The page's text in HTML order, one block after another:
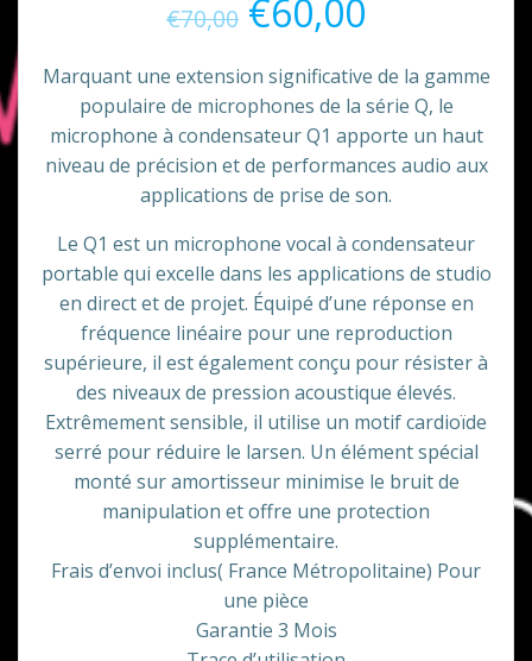
€70,00 Le
prix
initial
était :
€70,00.
€60,00
prix
actuel
est :
€60,00.
Marquant une extension significative de la gamme
populaire de microphones de la série Q, le
microphone à condensateur Q1 apporte un haut
niveau de précision et de performances audio aux
applications de prise de son.
Le Q1 est un microphone vocal à condensateur
portable qui excelle dans les applications de studio
en direct et de projet. Équipé d’une réponse en
fréquence linéaire pour une reproduction
supérieure, il est également conçu pour résister à
des niveaux de pression acoustique élevés.
Extrêmement sensible, il utilise un motif cardioïde
serré pour réduire le larsen. Un élément spécial
monté sur amortisseur minimise le bruit de
manipulation et offre une protection
supplémentaire.
Frais d’envoi inclus( France Métropolitaine) Pour
une pièce
Garantie 3 Mois